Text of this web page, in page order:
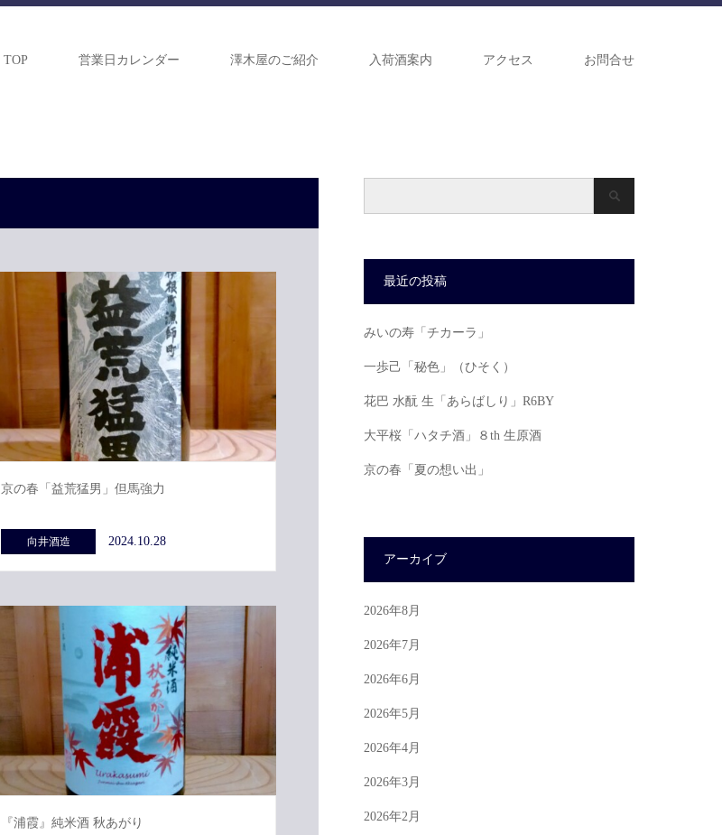
TOP 営業日カレンダー 澤木屋のご紹介 入荷酒案内 アクセス お問合せ
京の春「益荒猛男」但馬強力
向井酒造 2024.10.28
『浦霞』純米酒 秋あがり
最近の投稿
みいの寿「チカーラ」
一歩己「秘色」（ひそく）
花巴 水酛 生「あらばしり」R6BY
大平桜「ハタチ酒」８th 生原酒
京の春「夏の想い出」
アーカイブ
2026年8月
2026年7月
2026年6月
2026年5月
2026年4月
2026年3月
2026年2月